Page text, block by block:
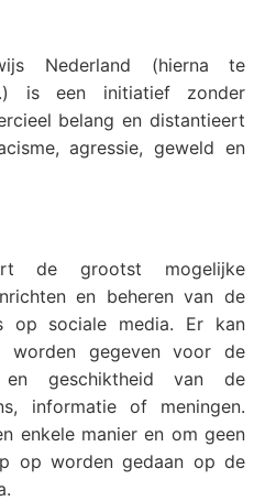
Nederland (hierna te
is een initiatief zonder
belang en distantieert
agressie, geweld en
de grootst mogelijke
en beheren van de
op sociale media. Er kan
worden gegeven voor de
en geschiktheid van de
informatie of meningen.
enkele manier en om geen
op worden gedaan op de